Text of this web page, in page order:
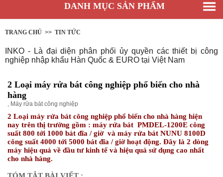
KHÁCH HÀNG
DANH MỤC SẢN PHẨM
TRANG CHỦ >> TIN TỨC
INKO - Là đại diện phân phối ủy quyền các thiết bị công
nghiệp nhập khẩu Hàn Quốc & EURO tại Việt Nam
2 Loại máy rửa bát công nghiệp phổ biến cho nhà
hàng
Máy rửa bát công nghiệp
2 Loại máy rửa bát công nghiệp phổ biến cho nhà hàng hiện
nay trên thị trường gồm : máy rửa bát PMDEL-1200E công
suất 800 tới 1000 bát đĩa / giờ và máy rửa bát NUNU 8100D
công suất 4000 tới 5000 bát đĩa / giờ hoạt động. Đây là 2 dòng
máy hiệu quả về đầu tư kinh tế và hiệu quả sử dụng cao nhất
cho nhà hàng.
TÓM TẮT BÀI VIẾT :